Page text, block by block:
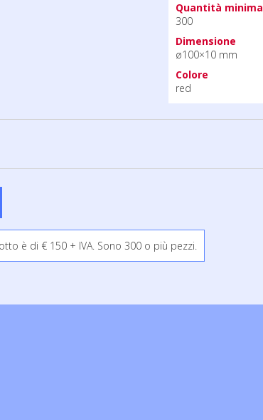
Quantità minima
300
Dimensione
ø100×10 mm
Colore
red
è di € 150 + IVA. Sono 300 o più pezzi.